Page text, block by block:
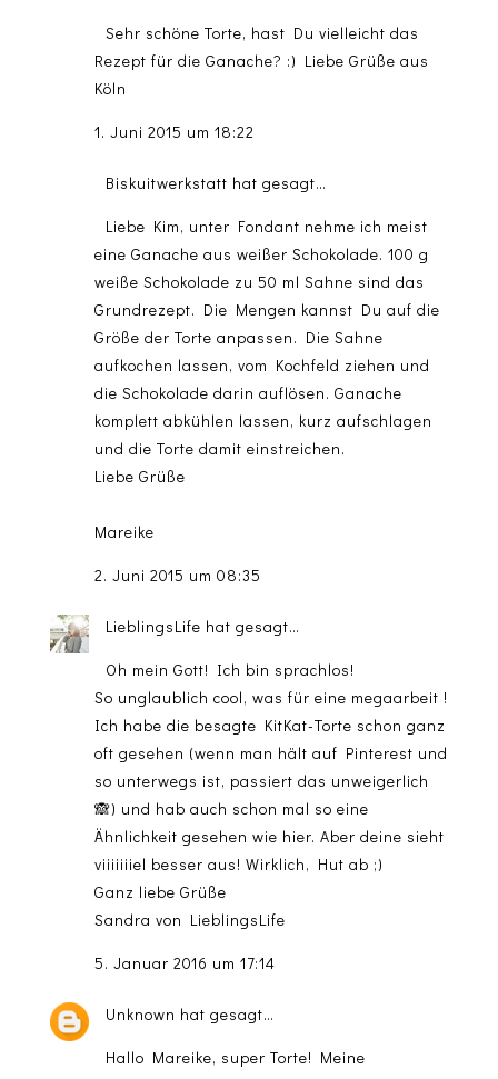
Sehr schöne Torte, hast Du vielleicht das
Rezept für die Ganache? :) Liebe Grüße aus
Köln
1. Juni 2015 um 18:22
Biskuitwerkstatt hat gesagt…
Liebe Kim, unter Fondant nehme ich meist
eine Ganache aus weißer Schokolade. 100 g
weiße Schokolade zu 50 ml Sahne sind das
Grundrezept. Die Mengen kannst Du auf die
Größe der Torte anpassen. Die Sahne
aufkochen lassen, vom Kochfeld ziehen und
die Schokolade darin auflösen. Ganache
komplett abkühlen lassen, kurz aufschlagen
und die Torte damit einstreichen.
Liebe Grüße
Mareike
2. Juni 2015 um 08:35
LieblingsLife hat gesagt…
Oh mein Gott! Ich bin sprachlos!
So unglaublich cool, was für eine megaarbeit !
Ich habe die besagte KitKat-Torte schon ganz
oft gesehen (wenn man hält auf Pinterest und
so unterwegs ist, passiert das unweigerlich
🙈) und hab auch schon mal so eine
Ähnlichkeit gesehen wie hier. Aber deine sieht
viiiiiiiel besser aus! Wirklich, Hut ab ;)
Ganz liebe Grüße
Sandra von LieblingsLife
5. Januar 2016 um 17:14
Unknown hat gesagt…
Hallo Mareike, super Torte! Meine